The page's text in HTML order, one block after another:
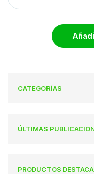
CATEGORÍAS
ÚLTIMAS
PRODUCTOS